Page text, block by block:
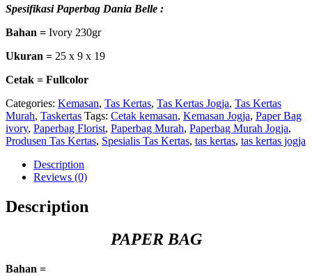
Spesifikasi Paperbag Dania Belle :
Bahan = Ivory 230gr
Ukuran = 25 x 9 x 19
Cetak = Fullcolor
Categories: Kemasan, Tas Kertas, Tas Kertas Jogja, Tas Kertas
Murah, Taskertas Tags: Cetak kemasan, Kemasan Jogja, Paper Bag
ivory, Paperbag Florist, Paperbag Murah, Paperbag Murah Jogja,
Produsen Tas Kertas, Spesialis Tas Kertas, tas kertas, tas kertas jogja
Description
Reviews (0)
Description
PAPER BAG
Bahan =